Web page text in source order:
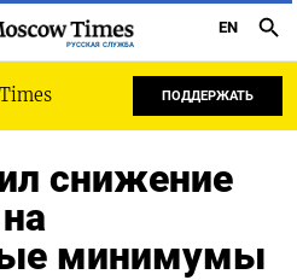
РУССКАЯ СЛУЖБА
EN
ПОДДЕРЖАТЬ
снижение
минимумы